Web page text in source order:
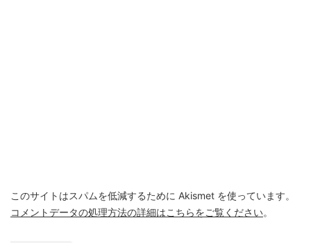
このサイトはスパムを低減するために Akismet を使っています。
コメントデータの処理方法の詳細はこちらをご覧ください。